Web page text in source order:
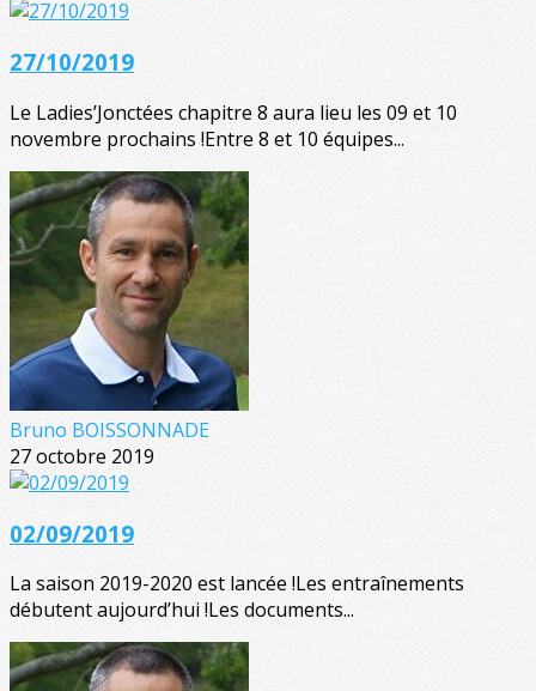
27/10/2019
Le Ladies’Jonctées chapitre 8 aura lieu les 09 et 10
novembre prochains !Entre 8 et 10 équipes...
Bruno BOISSONNADE
27 octobre 2019
02/09/2019
La saison 2019-2020 est lancée !Les entraînements
débutent aujourd’hui !Les documents...